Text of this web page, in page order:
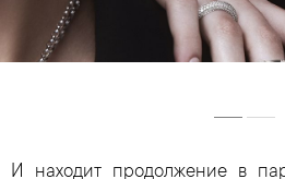
И находит продолжение в